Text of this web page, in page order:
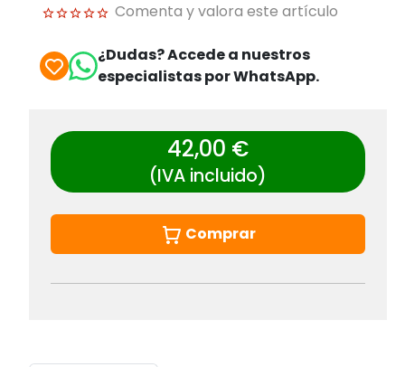
Comenta y valora este artículo
¿Dudas? Accede a nuestros
especialistas por WhatsApp.
42,00 €
(IVA incluido)
Comprar